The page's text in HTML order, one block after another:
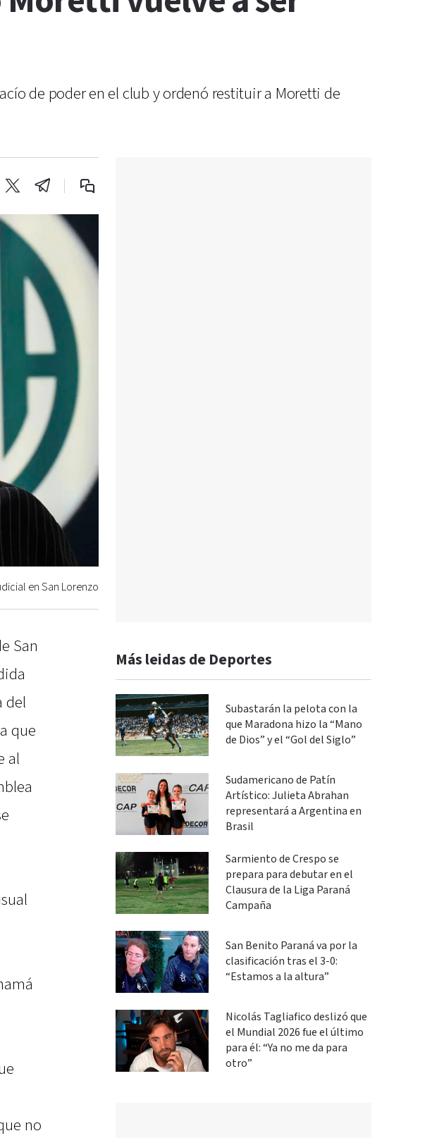
de poder en el club y ordenó restituir a Moretti de
en San Lorenzo
San
del
que
al
no
Más leidas de Deportes
Subastarán la pelota con la
que Maradona hizo la “Mano
de Dios” y el “Gol del Siglo”
Sudamericano de Patín
Artístico: Julieta Abrahan
representará a Argentina en
Brasil
Sarmiento de Crespo se
prepara para debutar en el
Clausura de la Liga Paraná
Campaña
San Benito Paraná va por la
clasificación tras el 3-0:
“Estamos a la altura”
Nicolás Tagliafico deslizó que
el Mundial 2026 fue el último
para él: “Ya no me da para
otro”